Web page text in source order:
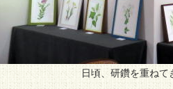
日頃、研鑽を重ね